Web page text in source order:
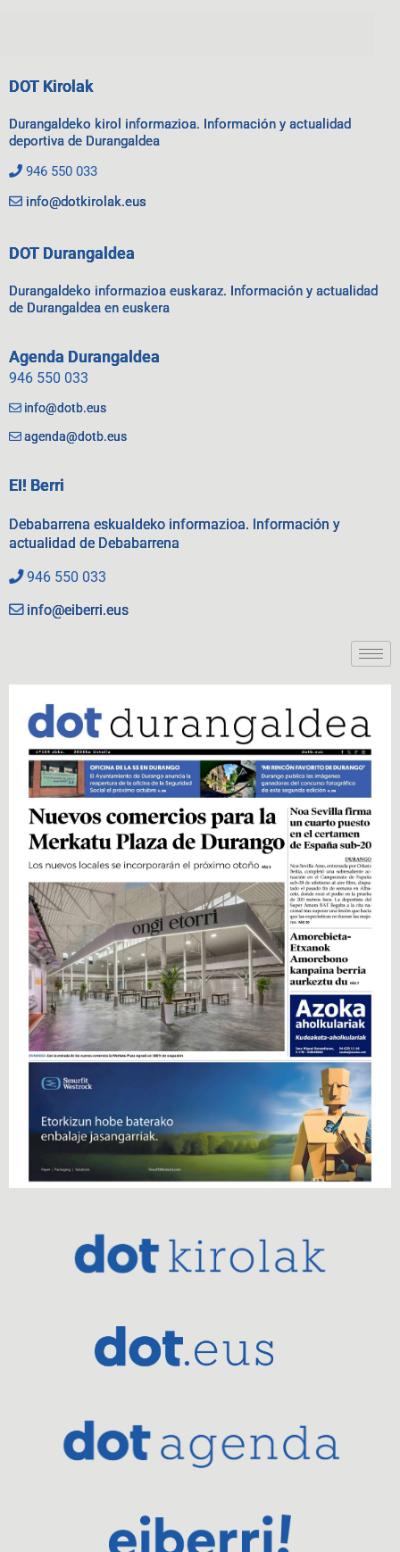
DOT Kirolak
Durangaldeko kirol informazioa. Información y actualidad
deportiva de Durangaldea
946 550 033
info@dotkirolak.eus
DOT Durangaldea
Durangaldeko informazioa euskaraz. Información y actualidad
de Durangaldea en euskera
Agenda Durangaldea
946 550 033
info@dotb.eus
agenda@dotb.eus
EI! Berri
Debabarrena eskualdeko informazioa. Información y
actualidad de Debabarrena
946 550 033
info@eiberri.eus